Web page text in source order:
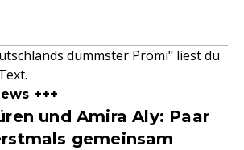
dümmster Promi" liest du
+++
und Amira Aly: Paar
gemeinsam